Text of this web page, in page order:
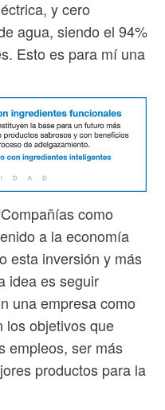
y cero
agua, siendo el 94%
Esto es para mí una
como
a la economía
esta inversión y más
idea es seguir
una empresa como
los objetivos que
empleos, ser más
productos para la